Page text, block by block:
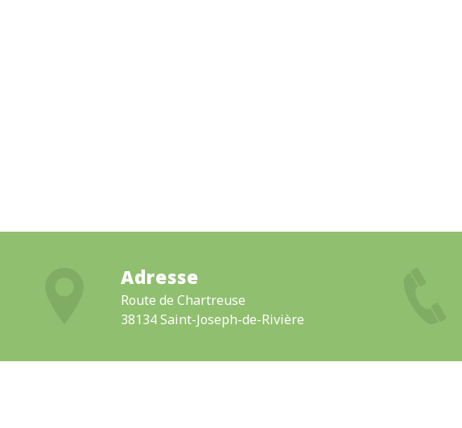
Adresse
Route de Chartreuse
38134 Saint-Joseph-de-Rivière